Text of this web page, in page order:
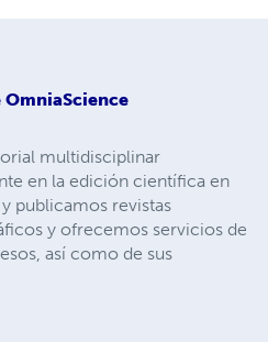
OmniaScience
multidisciplinar
en la edición científica en
publicamos revistas
y ofrecemos servicios de
así como de sus